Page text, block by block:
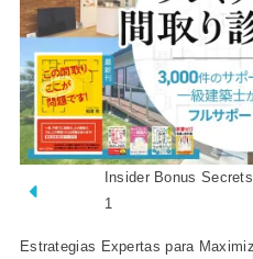
Insider Bonus
1
Estrategias Expertas para